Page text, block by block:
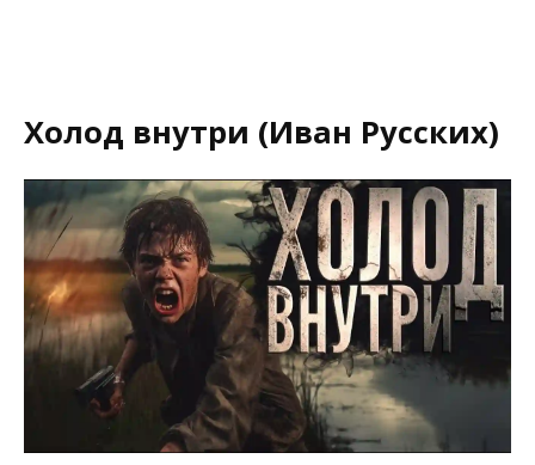
Холод внутри (Иван Русских)